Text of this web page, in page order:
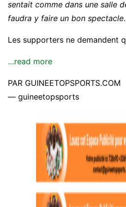
sentait comme dans une salle
faudra y faire un bon spectacle
Les supporters ne demandent
…read more
PAR GUINEETOPSPORTS.COM
— guineetopsports